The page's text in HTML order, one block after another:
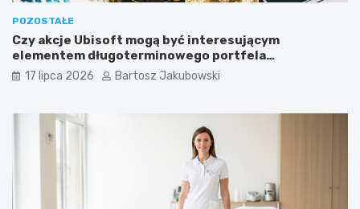
POZOSTAŁE
Czy akcje Ubisoft mogą być interesującym
elementem długoterminowego portfela
inwestycyjnego?
17 lipca 2026 Bartosz Jakubowski